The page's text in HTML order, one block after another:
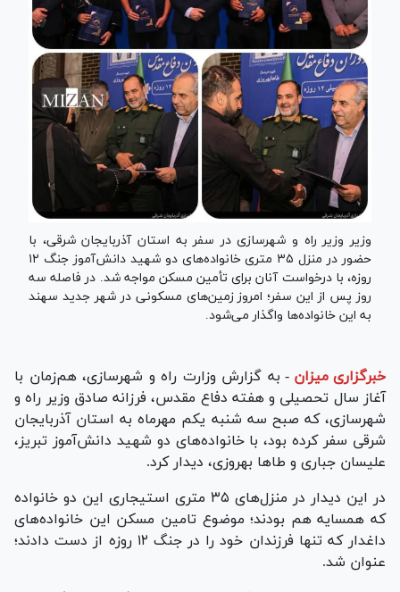
وزیر وزیر راه و شهرسازی در سفر به استان آذربایجان شرقی، با
حضور در منزل ۳۵ متری خانواده‌های دو شهید دانش‌آموز جنگ ۱۲
روزه، با درخواست آنان برای تأمین مسکن مواجه شد. در فاصله سه
روز پس از این سفر؛ امروز زمین‌های مسکونی در شهر جدید سهند
به این خانواده‌ها واگذار می‌شود.
خبرگزاری میزان - به گزارش وزارت راه و شهرسازی، هم‌زمان با
آغاز سال تحصیلی و هفته دفاع مقدس، فرزانه صادق وزیر راه و
شهرسازی، که صبح سه شنبه یکم مهرماه به استان آذربایجان
شرقی سفر کرده بود، با خانواده‌های دو شهید دانش‌آموز تبریز،
علیسان جباری و طا‌ها بهروزی، دیدار کرد.
در این دیدار در منزل‌های ۳۵ متری استیجاری این دو خانواده
که همسایه هم بودند؛ موضوع تامین مسکن این خانواده‌های
داغدار که تنها فرزندان خود را در جنگ ۱۲ روزه از دست دادند؛
عنوان شد.